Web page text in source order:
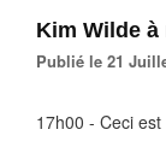
Kim Wilde à
Publié le 21
17h00 - Ceci